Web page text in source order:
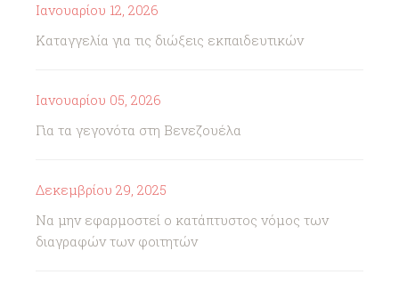
Ιανουαρίου 12, 2026
Καταγγελία για τις διώξεις εκπαιδευτικών
Ιανουαρίου 05, 2026
Για τα γεγονότα στη Βενεζουέλα
Δεκεμβρίου 29, 2025
Να μην εφαρμοστεί ο κατάπτυστος νόμος των
διαγραφών των φοιτητών